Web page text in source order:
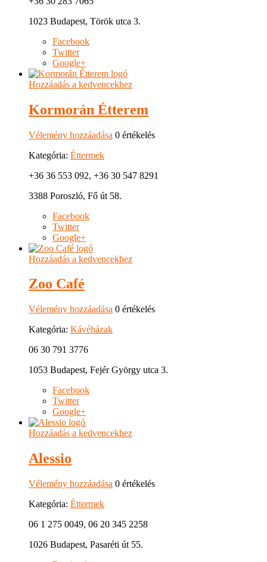
1023 Budapest, Török utca 3.
Facebook
Twitter
Google+
Hozzáadás a kedvencekhez
Kormorán Étterem
Vélemény hozzáadása 0 értékelés
Kategória: Éttermek
+36 36 553 092, +36 30 547 8291
3388 Poroszló, Fő út 58.
Facebook
Twitter
Google+
Hozzáadás a kedvencekhez
Zoo Café
Vélemény hozzáadása 0 értékelés
Kategória: Kávéházak
06 30 791 3776
1053 Budapest, Fejér György utca 3.
Facebook
Twitter
Google+
Hozzáadás a kedvencekhez
Alessio
Vélemény hozzáadása 0 értékelés
Kategória: Éttermek
06 1 275 0049, 06 20 345 2258
1026 Budapest, Pasaréti út 55.